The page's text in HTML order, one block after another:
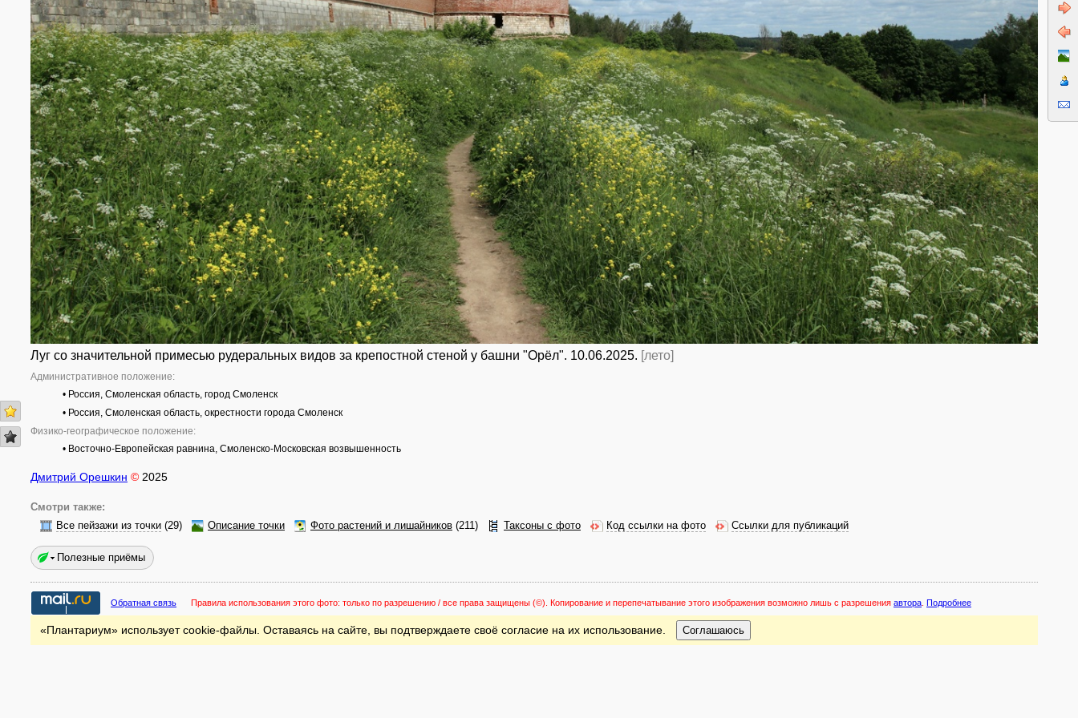
Луг со значительной примесью рудеральных видов за крепостной стеной у башни "Орёл". 10.06.2025. [лето]
Административное положение:
• Россия, Смоленская область, город Смоленск
• Россия, Смоленская область, окрестности города Смоленск
Физико-географическое положение:
• Восточно-Европейская равнина, Смоленско-Московская возвышенность
Дмитрий Орешкин © 2025
Смотри также:
Все пейзажи из точки (29) Описание точки Фото растений и лишайников (211) Таксоны с фото Код ссылки на фото Ссылки для публикаций
Полезные приёмы
Обратная связь Правила использования этого фото: только по разрешению / все права защищены (©). Копирование и перепечатывание этого изображения возможно лишь с разрешения автора Подробнее
«Плантариум» использует cookie-файлы. Оставаясь на сайте, вы подтверждаете своё согласие на их использование. Соглашаюсь